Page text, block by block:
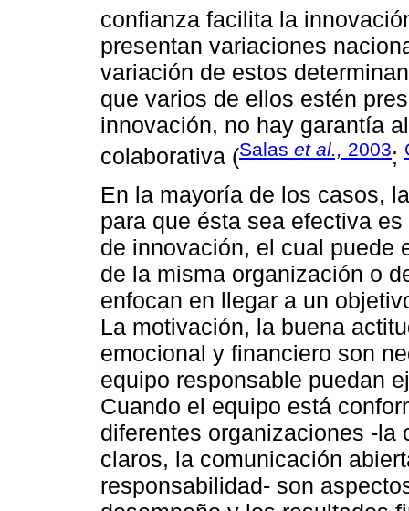
confianza facilita la
presentan variaciones
variación de estos
que varios de ellos estén
innovación, no hay garantía
colaborativa (Salas et al., 2003;
En la mayoría de los casos,
para que ésta sea efectiva
de innovación, el cual puede
de la misma organización o
enfocan en llegar a un
La motivación, la buena
emocional y financiero son
equipo responsable puedan
Cuando el equipo está
diferentes organizaciones -la
claros, la comunicación
responsabilidad- son